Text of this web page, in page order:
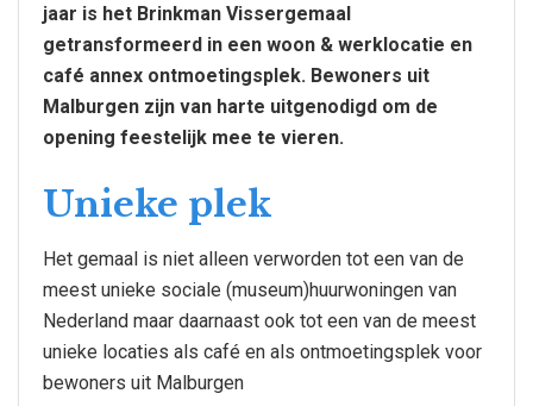
jaar is het Brinkman Vissergemaal
getransformeerd in een woon & werklocatie en
café annex ontmoetingsplek. Bewoners uit
Malburgen zijn van harte uitgenodigd om de
opening feestelijk mee te vieren.
Unieke plek
Het gemaal is niet alleen verworden tot een van de
meest unieke sociale (museum)huurwoningen van
Nederland maar daarnaast ook tot een van de meest
unieke locaties als café en als ontmoetingsplek voor
bewoners uit Malburgen